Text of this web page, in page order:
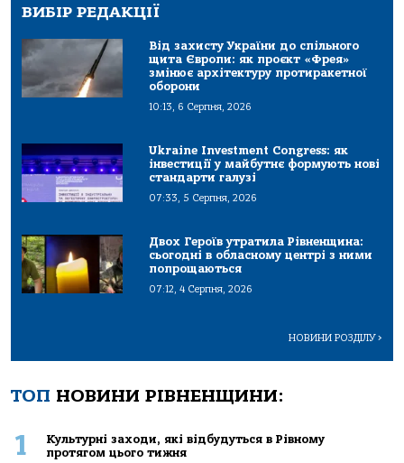
ВИБІР РЕДАКЦІЇ
Від захисту України до спільного
щита Європи: як проєкт «Фрея»
змінює архітектуру протиракетної
оборони
10:13, 6 Серпня, 2026
Ukraine Investment Congress: як
інвестиції у майбутнє формують нові
стандарти галузі
07:33, 5 Серпня, 2026
Двох Героїв утратила Рівненщина:
сьогодні в обласному центрі з ними
попрощаються
07:12, 4 Серпня, 2026
НОВИНИ РОЗДІЛУ>
ТОП НОВИНИ РІВНЕНЩИНИ:
1
Культурні заходи, які відбудуться в Рівному
протягом цього тижня